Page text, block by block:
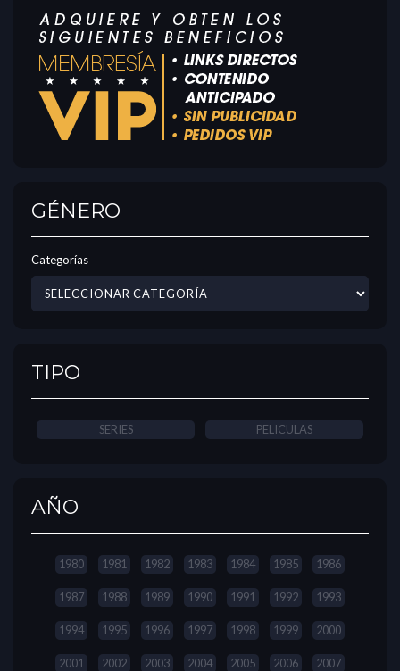
GÉNERO
Categorías
TIPO
SERIES PELICULAS
AÑO
1980 1981 1982 1983 1984 1985 1986
1987 1988 1989 1990 1991 1992 1993
1994 1995 1996 1997 1998 1999 2000
2001 2002 2003 2004 2005 2006 2007